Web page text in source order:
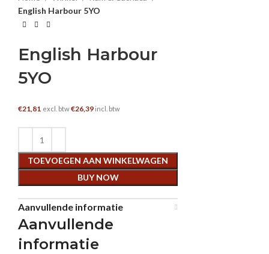
English Harbour 5YO
English Harbour
5YO
€21,81 excl. btw€26,39 incl. btw
TOEVOEGEN AAN WINKELWAGEN
BUY NOW
Aanvullende informatie
Aanvullende
informatie